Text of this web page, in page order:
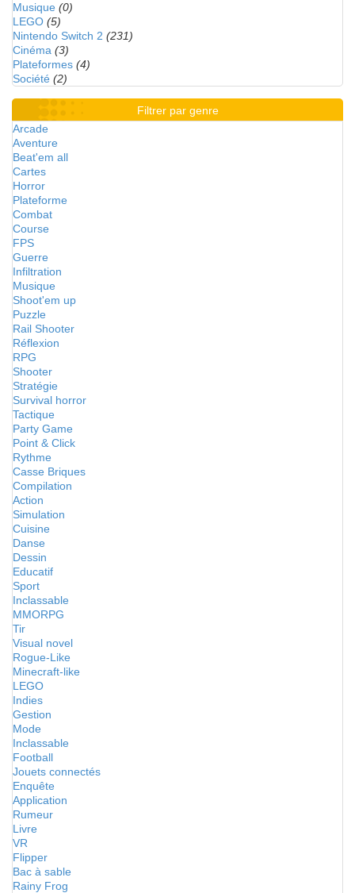
Musique (0)
LEGO (5)
Nintendo Switch 2 (231)
Cinéma (3)
Plateformes (4)
Société (2)
Filtrer par genre
Arcade
Aventure
Beat'em all
Cartes
Horror
Plateforme
Combat
Course
FPS
Guerre
Infiltration
Musique
Shoot'em up
Puzzle
Rail Shooter
Réflexion
RPG
Shooter
Stratégie
Survival horror
Tactique
Party Game
Point & Click
Rythme
Casse Briques
Compilation
Action
Simulation
Cuisine
Danse
Dessin
Educatif
Sport
Inclassable
MMORPG
Tir
Visual novel
Rogue-Like
Minecraft-like
LEGO
Indies
Gestion
Mode
Inclassable
Football
Jouets connectés
Enquête
Application
Rumeur
Livre
VR
Flipper
Bac à sable
Rainy Frog